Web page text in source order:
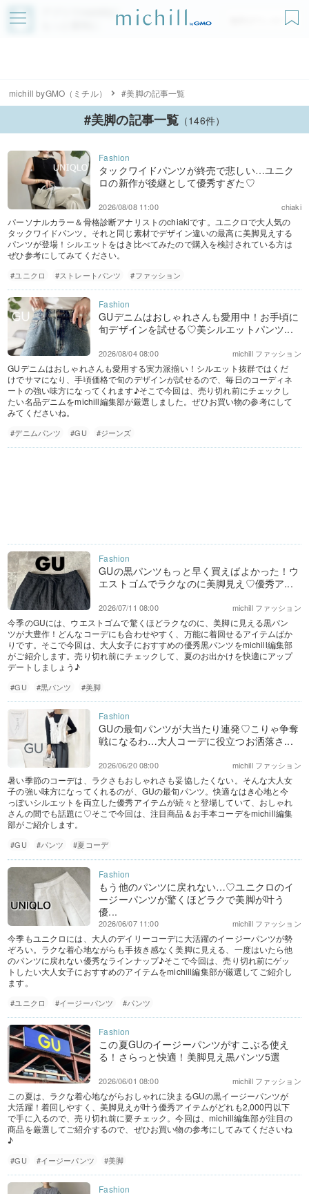
アプリでmichillが
無料ダウンロード
michill byGMO（ミチル） #美脚の記事一覧
#美脚の記事一覧 （146件）
タックワイドパンツが終売で悲しい…ユニク
ロの新作が後継として優秀すぎた♡
chiaki
2026/08/08 11:00
パーソナルカラー＆骨格診断アナリストのchiakiです。ユニクロで大人気の
タックワイドパンツ。それと同じ素材でデザイン違いの最高に美脚見えする
パンツが登場！シルエットをはき比べてみたので購入を検討されている方は
ぜひ参考にしてみてください。
#ユニクロ #ストレートパンツ #ファッション
GUデニムはおしゃれさんも愛用中！お手頃に
旬デザインを試せる♡美シルエットパンツ...
michill ファッション
2026/08/04 08:00
GUデニムはおしゃれさんも愛用する実力派揃い！シルエット抜群ではくだ
けでサマになり、手頃価格で旬のデザインが試せるので、毎日のコーディネ
ートの強い味方になってくれます♪そこで今回は、売り切れ前にチェックし
たい名品デニムをmichill編集部が厳選しました。ぜひお買い物の参考にして
みてくださいね。
#デニムパンツ #GU #ジーンズ
GUの黒パンツもっと早く買えばよかった！ウ
エストゴムでラクなのに美脚見え♡優秀ア...
michill ファッション
2026/07/11 08:00
今季のGUには、ウエストゴムで驚くほどラクなのに、美脚に見える黒パン
ツが大豊作！どんなコーデにも合わせやすく、万能に着回せるアイテムばか
りです。そこで今回は、大人女子におすすめの優秀黒パンツをmichill編集部
がご紹介します。売り切れ前にチェックして、夏のお出かけを快適にアップ
デートしましょう♪
#GU #黒パンツ #美脚
GUの最旬パンツが大当たり連発♡こりゃ争奪
戦になるわ…大人コーデに役立つお洒落さ...
michill ファッション
2026/06/20 08:00
暑い季節のコーデは、ラクさもおしゃれさも妥協したくない。そんな大人女
子の強い味方になってくれるのが、GUの最旬パンツ。快適なはき心地と今
っぽいシルエットを両立した優秀アイテムが続々と登場していて、おしゃれ
さんの間でも話題に♡そこで今回は、注目商品＆お手本コーデをmichill編集
部がご紹介します。
#GU #パンツ #夏コーデ
もう他のパンツに戻れない…♡ユニクロのイ
ージーパンツが驚くほどラクで美脚が叶う
優...
michill ファッション
2026/06/07 11:00
今季もユニクロには、大人のデイリーコーデに大活躍のイージーパンツが勢
ぞろい。ラクな着心地ながらも手抜き感なく美脚に見える、一度はいたら他
のパンツに戻れない優秀なラインナップ♪そこで今回は、売り切れ前にゲッ
トしたい大人女子におすすめのアイテムをmichill編集部が厳選してご紹介し
ます。
#ユニクロ #イージーパンツ #パンツ
この夏GUのイージーパンツがすこぶる使え
る！さらっと快適！美脚見え黒パンツ5選
michill ファッション
2026/06/01 08:00
この夏は、ラクな着心地ながらおしゃれに決まるGUの黒イージーパンツが
大活躍！着回しやすく、美脚見えが叶う優秀アイテムがどれも2,000円以下
で手に入るので、売り切れ前に要チェック。今回は、michill編集部が注目の
商品を厳選してご紹介するので、ぜひお買い物の参考にしてみてくださいね
♪
#GU #イージーパンツ #美脚